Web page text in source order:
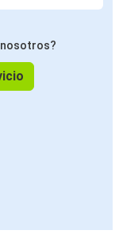
nosotros?